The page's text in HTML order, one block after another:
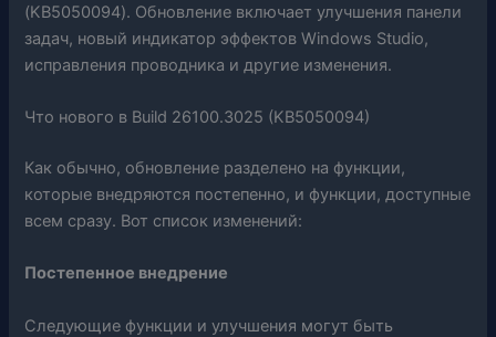
(KB5050094). Обновление включает улучшения панели
задач, новый индикатор эффектов Windows Studio,
исправления проводника и другие изменения.
Что нового в Build 26100.3025 (KB5050094)
Как обычно, обновление разделено на функции,
которые внедряются постепенно, и функции, доступные
всем сразу. Вот список изменений:
Постепенное внедрение
Следующие функции и улучшения могут быть